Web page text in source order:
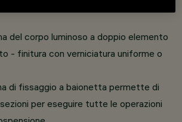
del corpo luminoso a doppio elemento
- finitura con verniciatura uniforme o
di fissaggio a baionetta permette di
per eseguire tutte le operazioni